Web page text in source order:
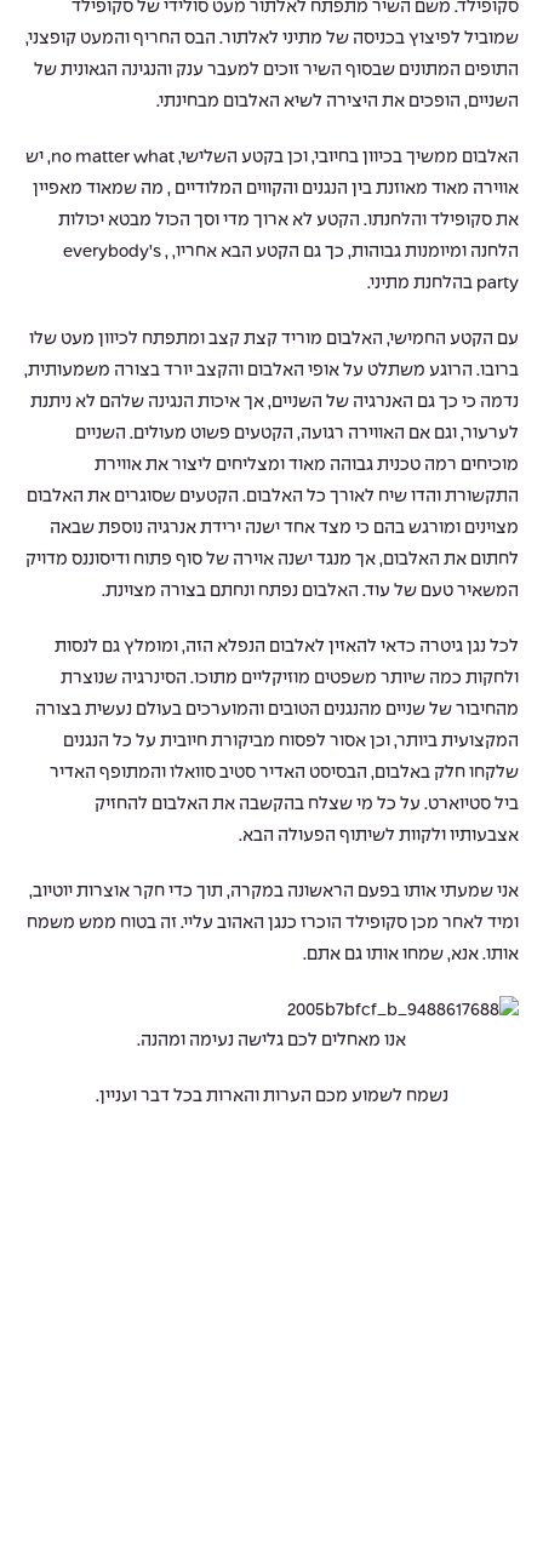
סקופילד. משם השיר מתפתח לאלתור מעט סולידי של סקופילד
שמוביל לפיצוץ בכניסה של מתיני לאלתור. הבס החריף והמעט קופצני,
התופים המתונים שבסוף השיר זוכים למעבר ענק והנגינה הגאונית של
השניים, הופכים את היצירה לשיא האלבום מבחינתי.
האלבום ממשיך בכיוון בחיובי, וכן בקטע השלישי, no matter what, יש
אווירה מאוד מאוזנת בין הנגנים והקווים המלודיים , מה שמאוד מאפיין
את סקופילד והלחנתו. הקטע לא ארוך מדי וסך הכול מבטא יכולות
הלחנה ומיומנות גבוהות, כך גם הקטע הבא אחריו, , everybody’s
party בהלחנת מתיני.
עם הקטע החמישי, האלבום מוריד קצת קצב ומתפתח לכיוון מעט שלו
ברובו. הרוגע משתלט על אופי האלבום והקצב יורד בצורה משמעותית,
נדמה כי כך גם האנרגיה של השניים, אך איכות הנגינה שלהם לא ניתנת
לערעור, וגם אם האווירה רגועה, הקטעים פשוט מעולים. השניים
מוכיחים רמה טכנית גבוהה מאוד ומצליחים ליצור את אווירת
התקשורת והדו שיח לאורך כל האלבום. הקטעים שסוגרים את האלבום
מצוינים ומורגש בהם כי מצד אחד ישנה ירידת אנרגיה נוספת שבאה
לחתום את האלבום, אך מנגד ישנה אוירה של סוף פתוח ודיסוננס מדויק
המשאיר טעם של עוד. האלבום נפתח ונחתם בצורה מצוינת.
לכל נגן גיטרה כדאי להאזין לאלבום הנפלא הזה, ומומלץ גם לנסות
ולחקות כמה שיותר משפטים מוזיקליים מתוכו. הסינרגיה שנוצרת
מהחיבור של שניים מהנגנים הטובים והמוערכים בעולם נעשית בצורה
המקצועית ביותר, וכן אסור לפסוח מביקורת חיובית על כל הנגנים
שלקחו חלק באלבום, הבסיסט האדיר סטיב סוואלו והמתופף האדיר
ביל סטיוארט. על כל מי שצלח בהקשבה את האלבום להחזיק
אצבעותיו ולקוות לשיתוף הפעולה הבא.
אני שמעתי אותו בפעם הראשונה במקרה, תוך כדי חקר אוצרות יוטיוב,
ומיד לאחר מכן סקופילד הוכרז כנגן האהוב עליי. זה בטוח ממש משמח
אותו. אנא, שמחו אותו גם אתם.
אנו מאחלים לכם גלישה נעימה ומהנה.
נשמח לשמוע מכם הערות והארות בכל דבר ועניין.